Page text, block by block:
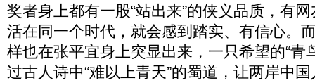
奖者身上都有一股“站出来”的侠义品质，有
活在同一个时代，就会感到踏实、有信心。
样也在张平宜身上突显出来，一只希望的“青
过古人诗中“难以上青天”的蜀道，让两岸中